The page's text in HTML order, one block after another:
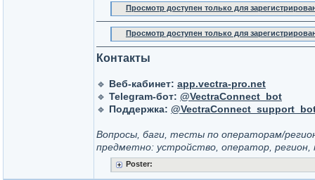
Просмотр доступен только для
Просмотр доступен только для
Контакты
🔹 Веб-кабинет: app.vectra-pro.net
🔹 Telegram-бот: @VectraConnect_bot
🔹 Поддержка:
Вопросы, баги, тесты по операторам/
предметно: устройство, оператор,
Poster: